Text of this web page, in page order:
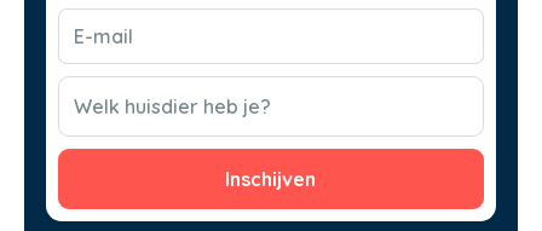
mail
(Vereist)
CAPTCHA
Welk huisdier heb je?